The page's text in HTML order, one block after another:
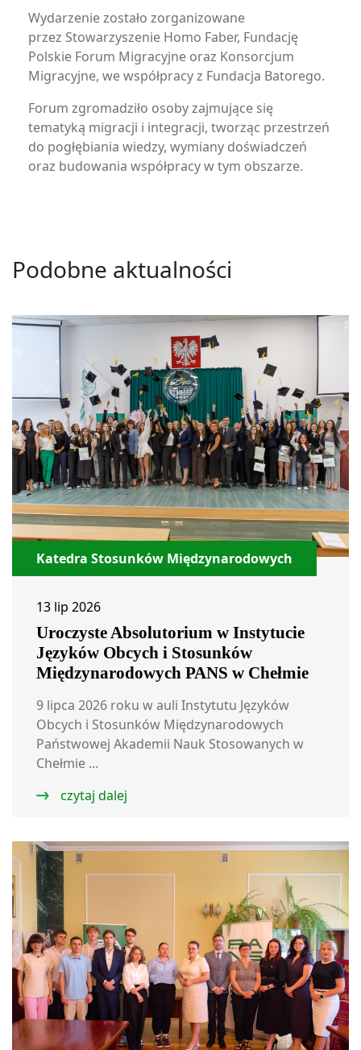
Wydarzenie zostało zorganizowane
przez Stowarzyszenie Homo Faber, Fundację
Polskie Forum Migracyjne oraz Konsorcjum
Migracyjne, we współpracy z Fundacja Batorego.
Forum zgromadziło osoby zajmujące się
tematyką migracji i integracji, tworząc przestrzeń
do pogłębiania wiedzy, wymiany doświadczeń
oraz budowania współpracy w tym obszarze.
Podobne aktualności
Katedra Stosunków Międzynarodowych
13 lip 2026
Uroczyste Absolutorium w Instytucie
Języków Obcych i Stosunków
Międzynarodowych PANS w Chełmie
9 lipca 2026 roku w auli Instytutu Języków
Obcych i Stosunków Międzynarodowych
Państwowej Akademii Nauk Stosowanych w
Chełmie ...
czytaj dalej